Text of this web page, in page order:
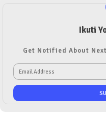
Ikuti
Get Notified About